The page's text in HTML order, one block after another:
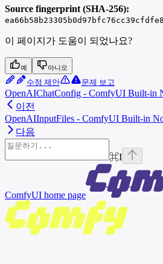
Source fingerprint (SHA-256):
이 페이지가 도움이 되었나요?
예 아니오
수정 제안 문제 보고
OpenAIChatConfig - ComfyUI Built-in
이전
OpenAIInputFiles - ComfyUI Built-in
다음
⌘I
ComfyUI home page